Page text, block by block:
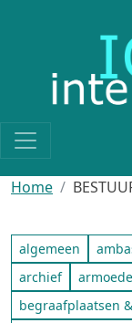
Home
algemeen
archief
begraafplaatsen